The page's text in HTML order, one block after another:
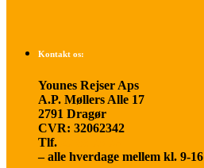
Kontakt os:
Younes Rejser Aps
A.P. Møllers Alle 17
2791 Dragør
CVR: 32062342
Tlf.
– alle hverdage mellem kl. 9-16